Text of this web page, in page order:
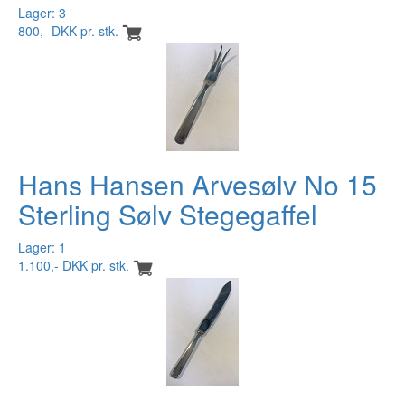
Lager: 3
800,- DKK pr. stk.
Hans Hansen Arvesølv No 15
Sterling Sølv Stegegaffel
Lager: 1
1.100,- DKK pr. stk.